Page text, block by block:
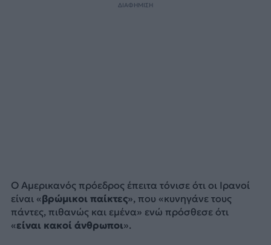
ΔΙΑΦΗΜΙΣΗ
Ο Αμερικανός πρόεδρος έπειτα τόνισε ότι οι Ιρανοί
είναι «βρώμικοι παίκτες», που «κυνηγάνε τους
πάντες, πιθανώς και εμένα» ενώ πρόσθεσε ότι
«είναι κακοί άνθρωποι».